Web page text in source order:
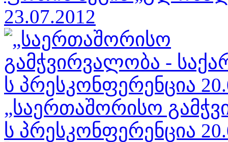
23.07.2012
„საერთაშორისო
ს პრესკონფერენცია